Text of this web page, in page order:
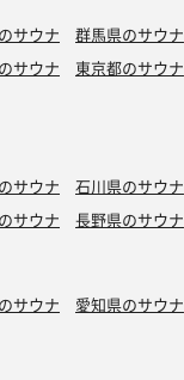
サウナ
群馬県のサウナ
サウナ
東京都のサウナ
サウナ
石川県のサウナ
サウナ 長野県のサウナ
サウナ
愛知県のサウナ